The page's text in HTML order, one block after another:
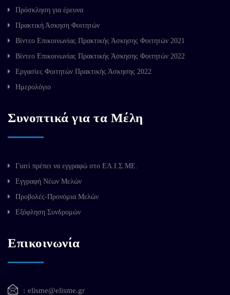
Πρόσκληση για έρευνα
Πρακτική Άσκηση Φοιτητών
Βίντεο Επικοινωνίας Πρακτικής Άσκησης Φοιτητών 2021
Βίντεο Επικοινωνίας Πρακτικής Άσκησης Φοιτητών 2022
Εργασίες Φοιτητών Πρακτικής Άσκησης 2022
Ημερολόγιο
Συνοπτικά για τα Μέλη
Γιατί πρέπει να εγγραφώ στο ΕΛ.Ι.Σ.ΜΕ.
Εγγραφή Νέων Μελών
Προβολές-Προνόμια Μελών
Εξόφληση Συνδρομών
Επικοινωνία
elisme@elisme.gr